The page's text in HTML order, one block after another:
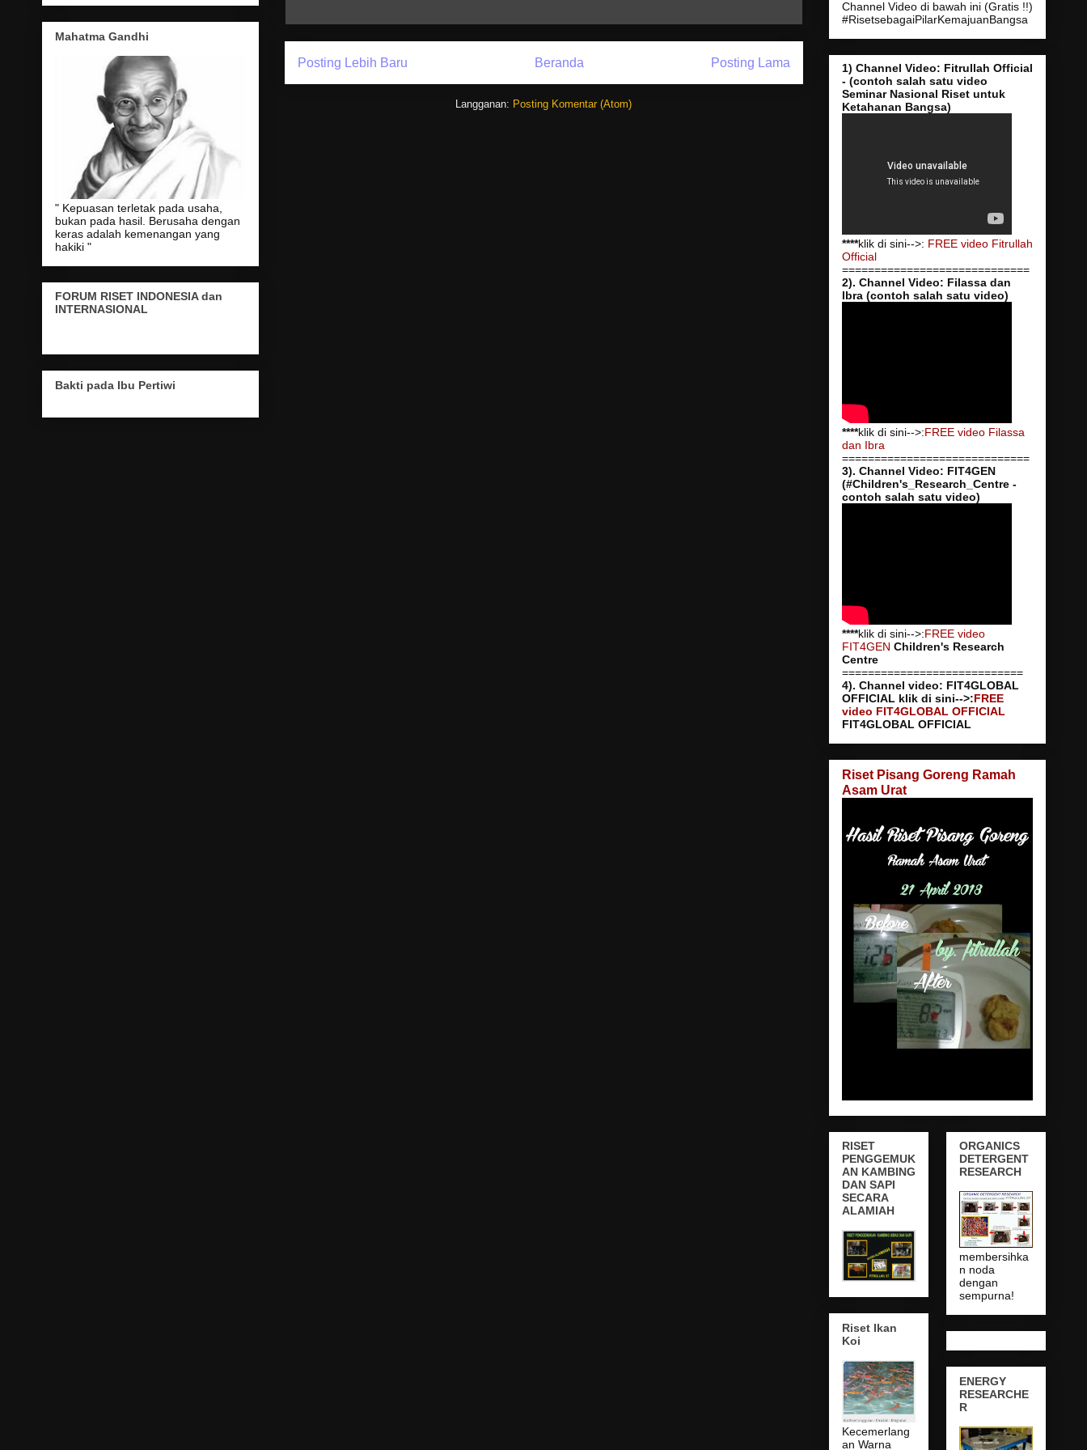
Posting Lebih Baru Posting Lama
Beranda
Langganan: Posting Komentar (Atom)
Mahatma Gandhi
" Kepuasan terletak pada usaha,
bukan pada hasil. Berusaha dengan
keras adalah kemenangan yang
hakiki "
FORUM RISET INDONESIA dan
INTERNASIONAL
Bakti pada Ibu Pertiwi
Channel Video di bawah ini (Gratis !!)
#RisetsebagaiPilarKemajuanBangsa
1) Channel Video: Fitrullah Official
- (contoh salah satu video
Seminar Nasional Riset untuk
Ketahanan Bangsa)
****klik di sini-->: FREE video Fitrullah
Official
=============================
2). Channel Video: Filassa dan
Ibra (contoh salah satu video)
****klik di sini-->:FREE video Filassa
dan Ibra
=============================
3). Channel Video: FIT4GEN
(#Children's_Research_Centre -
contoh salah satu video)
****klik di sini-->:FREE video
FIT4GEN Children's Research
Centre
============================
4). Channel video: FIT4GLOBAL
OFFICIAL klik di sini-->:FREE
video FIT4GLOBAL OFFICIAL
FIT4GLOBAL OFFICIAL
Riset Pisang Goreng Ramah
Asam Urat
RISET
PENGGEMUK
AN KAMBING
DAN SAPI
SECARA
ALAMIAH
Riset Ikan
Koi
Kecemerlang
an Warna
ORGANICS
DETERGENT
RESEARCH
membersihka
n noda
dengan
sempurna!
ENERGY
RESEARCHE
R